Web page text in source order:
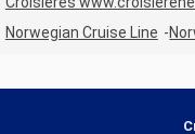
Norwegian Cruise Line